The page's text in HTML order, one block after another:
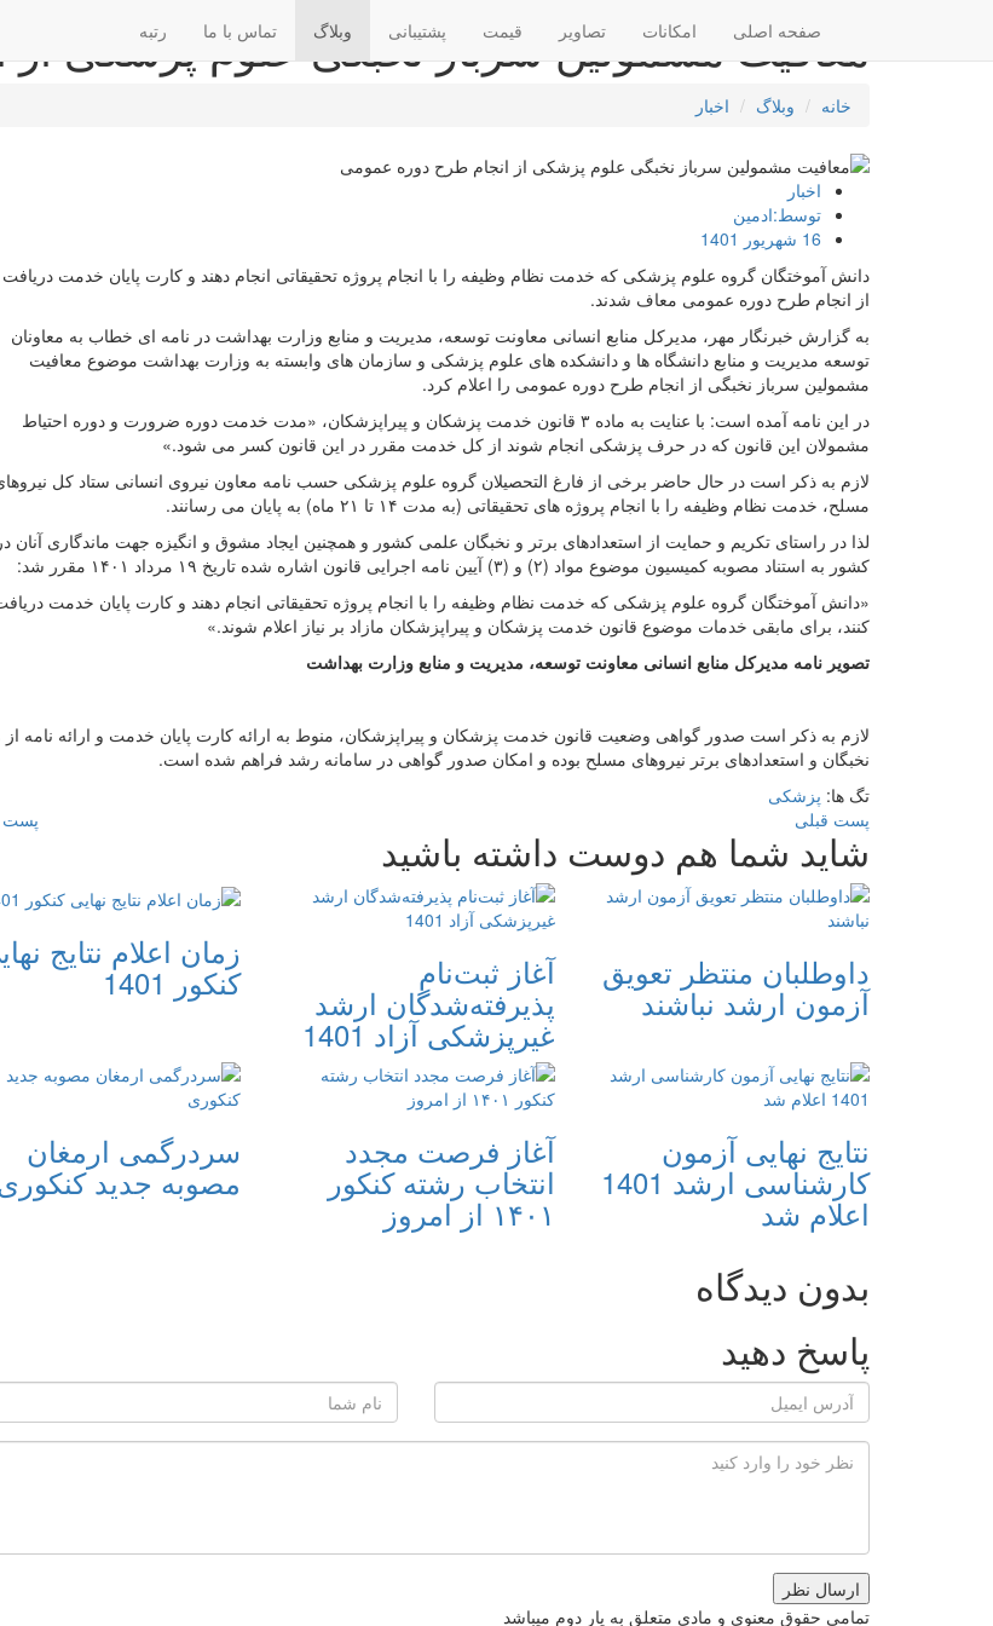
صفحه اصلی امکانات تصاویر قیمت پشتیبانی وبلاگ تماس با ما رتبه
معافیت مشمولین سرباز نخبگی علوم پزشکی
خانه وبلاگ اخبار
اخبار
توسط:ادمین
16 شهریور 1401
دانش آموختگان گروه علوم پزشکی که خدمت نظام وظیفه را با انجام پروژه تحقیقاتی انجام دهند و کارت پایان خدمت دریافت
از انجام طرح دوره عمومی معاف شدند.
به گزارش خبرنگار مهر، مدیرکل منابع انسانی معاونت توسعه، مدیریت و منابع وزارت بهداشت در نامه ای خطاب به معاونان
توسعه مدیریت و منابع دانشگاه ها و دانشکده های علوم پزشکی و سازمان های وابسته به وزارت بهداشت موضوع معافیت
مشمولین سرباز نخبگی از انجام طرح دوره عمومی را اعلام کرد.
در این نامه آمده است: با عنایت به ماده ۳ قانون خدمت پزشکان و پیراپزشکان، «مدت خدمت دوره ضرورت و دوره احتیاط
مشمولان این قانون که در حرف پزشکی انجام شوند از کل خدمت مقرر در این قانون کسر می شود.»
لازم به ذکر است در حال حاضر برخی از فارغ التحصیلان گروه علوم پزشکی حسب نامه معاون نیروی انسانی ستاد کل
مسلح، خدمت نظام وظیفه را با انجام پروژه های تحقیقاتی (به مدت ۱۴ تا ۲۱ ماه) به پایان می رسانند.
لذا در راستای تکریم و حمایت از استعدادهای برتر و نخبگان علمی کشور و همچنین ایجاد مشوق و انگیزه جهت ماندگاری آنان در
کشور به استناد مصوبه کمیسیون موضوع مواد (۲) و (۳) آیین نامه اجرایی قانون اشاره شده تاریخ ۱۹ مرداد ۱۴۰۱ مقرر شد:
«دانش آموختگان گروه علوم پزشکی که خدمت نظام وظیفه را با انجام پروژه تحقیقاتی انجام دهند و کارت پایان خدمت
کنند، برای مابقی خدمات موضوع قانون خدمت پزشکان و پیراپزشکان مازاد بر نیاز اعلام شوند.»
تصویر نامه مدیرکل منابع انسانی معاونت توسعه، مدیریت و منابع وزارت بهداشت
لازم به ذکر است صدور گواهی وضعیت قانون خدمت پزشکان و پیراپزشکان، منوط به ارائه کارت پایان خدمت و ارائه نامه از
نخبگان و استعدادهای برتر نیروهای مسلح بوده و امکان صدور گواهی در سامانه رشد فراهم شده است.
تگ ها: پزشکی
پست قبلی
پست
شاید شما هم دوست داشته باشید
زمان اعلام نتایج
کنکور 1401 آغاز ثبت‌نام
پذیرفته‌شدگان ارشد
غیرپزشکی آزاد 1401
داوطلبان منتظر تعویق
آزمون ارشد نباشند
سردرگمی ارمغان
مصوبه جدید
آغاز فرصت مجدد
انتخاب رشته کنکور
۱۴۰۱ از امروز
نتایج نهایی آزمون
کارشناسی ارشد 1401
اعلام شد
بدون دیدگاه
پاسخ دهید
ارسال نظر
تمامی حقوق معنوی و مادی متعلق به یار دوم میباشد